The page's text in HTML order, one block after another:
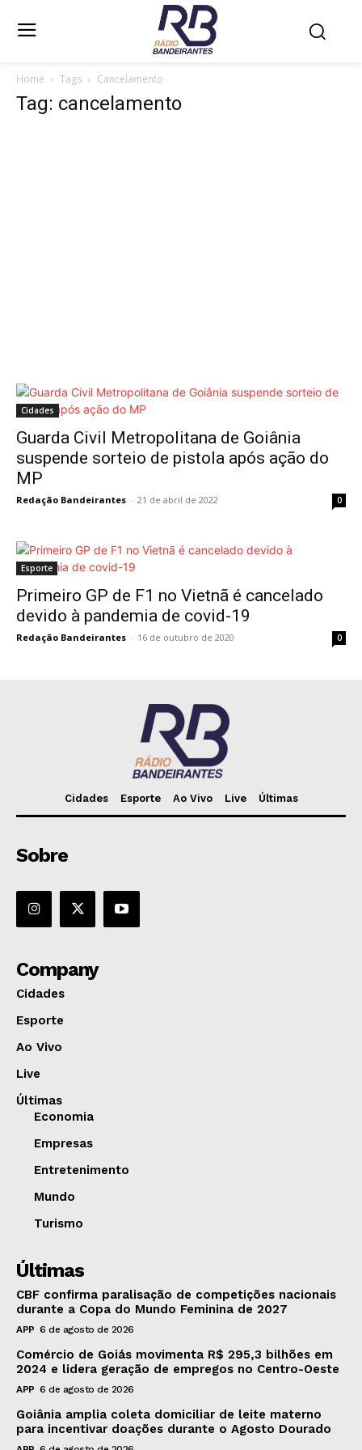
Home Tags Cancelamento
Tag: cancelamento
Cidades
Guarda Civil Metropolitana de Goiânia
suspende sorteio de pistola após ação do
MP
Redação Bandeirantes - 21 de abril de 2022 0
Esporte
Primeiro GP de F1 no Vietnã é cancelado
devido à pandemia de covid-19
Redação Bandeirantes - 16 de outubro de 2020 0
Cidades Esporte Ao Vivo Live Últimas
Sobre
Company
Cidades
Esporte
Ao Vivo
Live
Últimas
Economia
Empresas
Entretenimento
Mundo
Turismo
Últimas
CBF confirma paralisação de competições nacionais
durante a Copa do Mundo Feminina de 2027
APP 6 de agosto de 2026
Comércio de Goiás movimenta R$ 295,3 bilhões em
2024 e lidera geração de empregos no Centro-Oeste
APP 6 de agosto de 2026
Goiânia amplia coleta domiciliar de leite materno
para incentivar doações durante o Agosto Dourado